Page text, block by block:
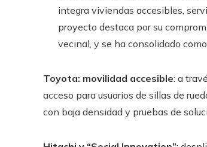
integra viviendas accesibles,
proyecto destaca por su
vecinal, y se ha consolidado
Toyota: movilidad accesible: a
acceso para usuarios de sillas de
con baja densidad y pruebas de